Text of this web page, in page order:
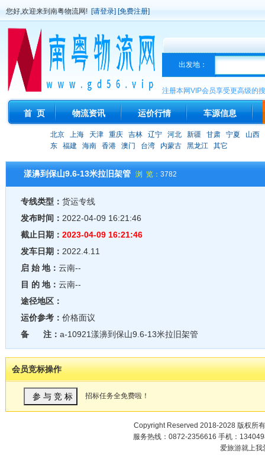
您好,欢迎来到南粤物流网! [请登录] [免费注册]
出发地：
注册本网VIP会员享受更高级的
首 页 物流资讯 运价行情 车源信息
北京 上海 天津 重庆 吉林 辽宁 河北 新疆 甘肃 宁夏
山西
东
福建 海南 香港 澳门 台湾 内蒙古 黑龙江 其它
漾濞到保山9.6-13米拉旧架管 浏 览： 3782
专线类型： 货运专线
发布时间： 2022-04-09 16:21:46
截止日期： 2023-04-09 16:21:46
发车日期： 2022.4.11
启 始 地： 云南--
目 的 地： 云南--
途径地区：
运价参考： 价格面议
备 注： a-10921漾濞到保山9.6-13米拉旧架管
会员竞标操作
招标任务全免费啦！
Copyright Reserved 2018-2028 版权所
服务热线：0872-2356616 手机：
爱旅游就上我